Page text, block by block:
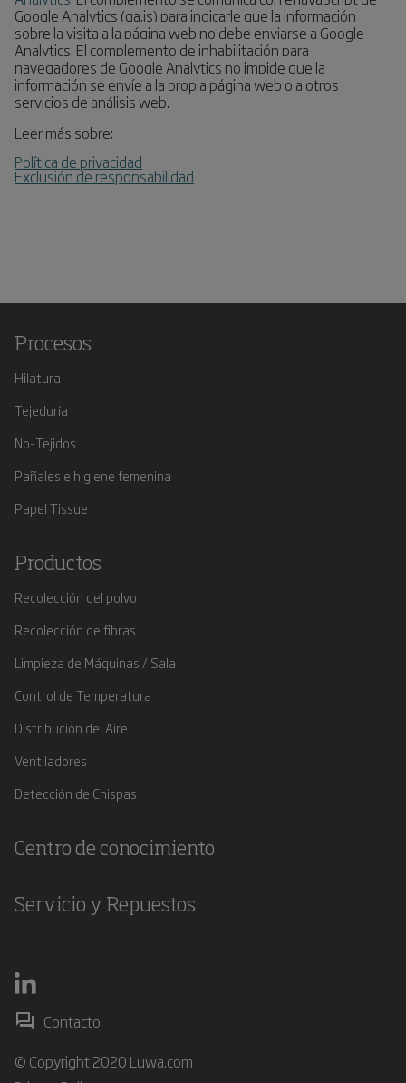
Google Analytics (ga.js) para indicarle que la información
sobre la visita a la página web no debe enviarse a Google
Analytics. El complemento de inhabilitación para
navegadores de Google Analytics no impide que la
información se envíe a la propia página web o a otros
servicios de análisis web.
Leer más sobre:
Política de privacidad
Exclusión de responsabilidad
Procesos
Hilatura
Tejeduría
No-Tejidos
Pañales e higiene femenina
Papel Tissue
Productos
Recolección del polvo
Recolección de fibras
Limpieza de Máquinas / Sala
Control de Temperatura
Distribución del Aire
Ventiladores
Detección de Chispas
Centro de conocimiento
Servicio y Repuestos
Contacto
© Copyright 2020 Luwa.com